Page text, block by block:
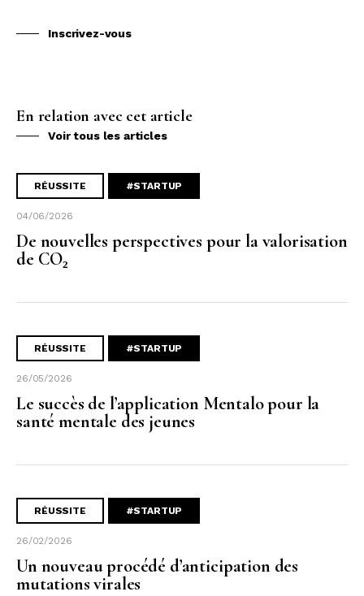
Inscrivez-vous
En relation avec cet article
Voir tous les articles
RÉUSSITE #STARTUP
04/06/2026
De nouvelles perspectives pour la valorisation
de CO₂
RÉUSSITE #STARTUP
26/05/2026
Le succès de l’application Mentalo pour la
santé mentale des jeunes
RÉUSSITE #STARTUP
26/02/2026
Un nouveau procédé d’anticipation des
mutations virales